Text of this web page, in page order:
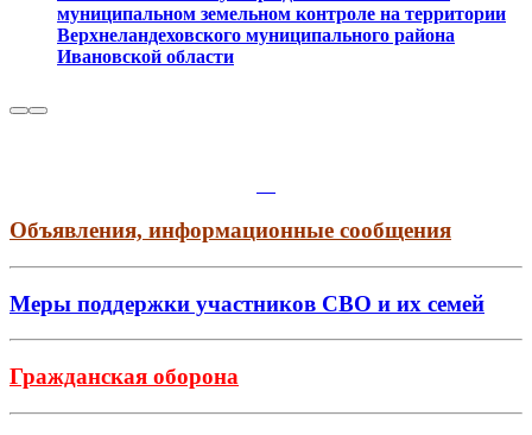
муниципальном земельном контроле на территории
Верхнеландеховского муниципального района
Ивановской области
Объявления, информационные сообщения
Меры поддержки участников СВО и их семей
Гражданская оборона